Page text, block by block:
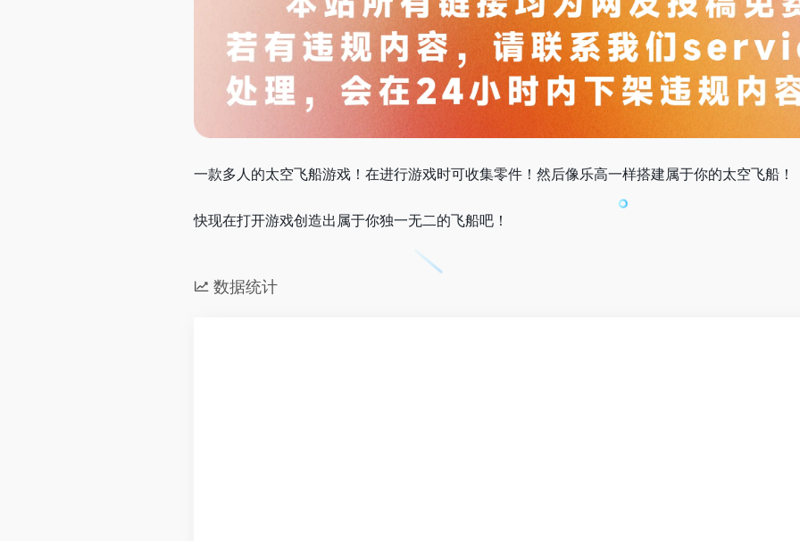
一款多人的太空飞船游戏！在进行游戏时可收集零件！然后像乐高一样搭建属于你的太空飞船！
快现在打开游戏创造出属于你独一无二的飞船吧！
数据统计